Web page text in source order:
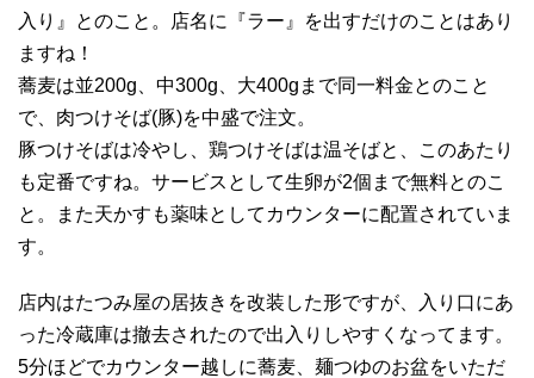
入り』とのこと。店名に『ラー』を出すだけのことはあり
ますね！
蕎麦は並200g、中300g、大400gまで同一料金とのこと
で、肉つけそば(豚)を中盛で注文。
豚つけそばは冷やし、鶏つけそばは温そばと、このあたり
も定番ですね。サービスとして生卵が2個まで無料とのこ
と。また天かすも薬味としてカウンターに配置されていま
す。
店内はたつみ屋の居抜きを改装した形ですが、入り口にあ
った冷蔵庫は撤去されたので出入りしやすくなってます。
5分ほどでカウンター越しに蕎麦、麺つゆのお盆をいただ